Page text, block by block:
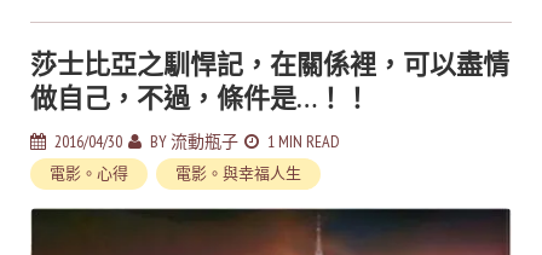
莎士比亞之馴悍記，在關係裡，可以盡情
做自己，不過，條件是…！！
2016/04/30 BY流動瓶子 1 MIN READ
電影。心得 電影。與幸福人生